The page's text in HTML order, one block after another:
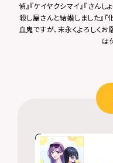
偵』『ケイヤクシマイ』『さんし
殺し屋さんと結婚しました』『
血鬼ですが、末永くよろしくお
は